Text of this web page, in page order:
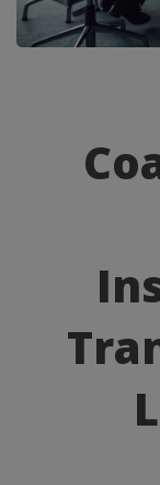
para
Líderes
sua